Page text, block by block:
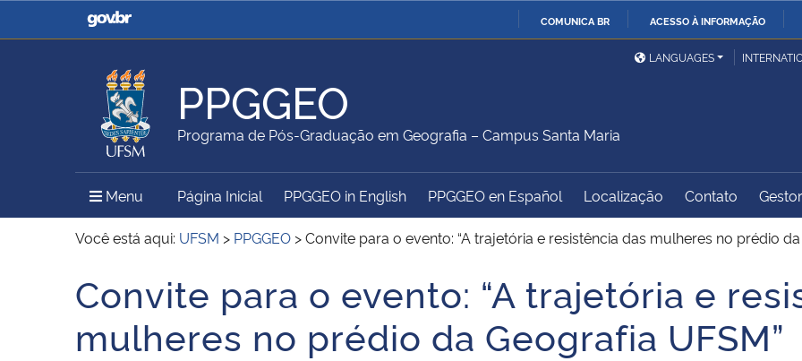
COMUNICA BR ACESSO À INFORMAÇÃO
Casa Civil
Ministério da Justiça e
Ministério da Defesa
Ministério das Relações
Exteriores
Ministério da Agricultura,
Pecuária e Abastecimento
Ministério da Educação
Ministério do Meio Ambiente Ministério do Turismo
Ministério do
Desenvolvimento Regional
Controladoria-Geral da
União
Secretaria de Governo
Gabinete de Segurança
Institucional
Advocacia-Geral da União Banco Central do Brasil
LANGUAGES
PPGGEO
Programa de Pós-Graduação em Geografia – Campus Santa Maria
Menu Menu Principal do Sítio
Página Inicial PPGGEO in English PPGGEO en Español Localização Contato
Você está aqui: UFSM > PPGGEO >Convite para o evento: “A trajetória e resistência das mulheres no prédio da
Início do conteúdo
Convite para o evento: “A trajetória e
mulheres no prédio da Geografia UFSM”